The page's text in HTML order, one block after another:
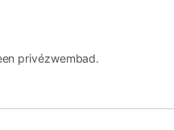
privézwembad.